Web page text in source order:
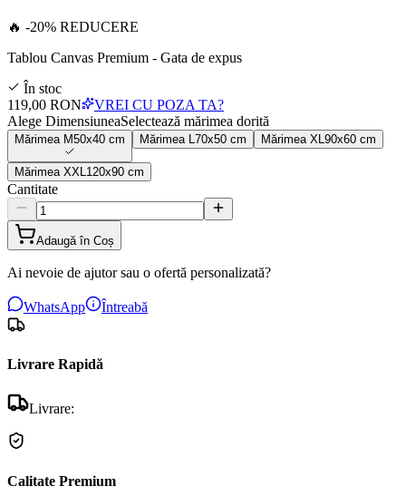
🔥 -20% REDUCERE
Tablou Canvas Premium - Gata de expus
În stoc
119,00 RON
VREI CU POZA TA?
Alege DimensiuneaSelectează mărimea dorită
Mărimea M50x40 cm Mărimea 70x50 cm Mărimea XL 90x60 cm
Mărimea XXL 120x90 cm
Cantitate
Adaugă în Coș
Ai nevoie de ajutor sau o ofertă personalizată?
WhatsApp Întreabă
Livrare Rapidă
Livrare:
Calitate Premium